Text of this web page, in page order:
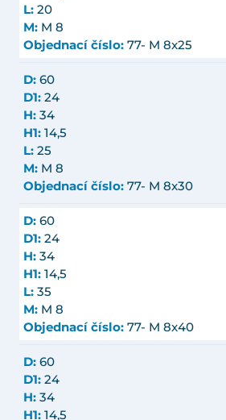
L: 20
M: M 8
Objednací číslo: 77- M 8x25
D: 60
D1: 24
H: 34
H1: 14,5
L: 25
M: M 8
Objednací číslo: 77- M 8x30
D: 60
D1: 24
H: 34
H1: 14,5
L: 35
M: M 8
Objednací číslo: 77- M 8x40
D: 60
D1: 24
H: 34
H1: 14,5